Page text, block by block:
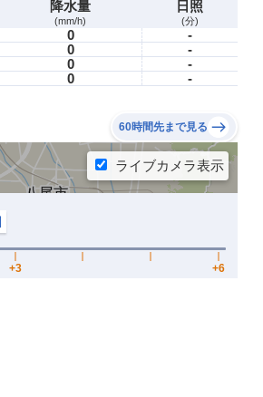
降水量
(mm/h)
日照
(分)
0
-
0
-
0
-
0 -
60時間先まで見る